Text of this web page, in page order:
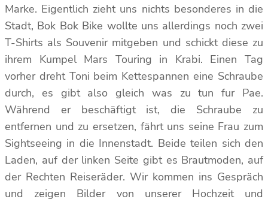
Marke. Eigentlich zieht uns nichts besonderes in die
Stadt, Bok Bok Bike wollte uns allerdings noch zwei
T-Shirts als Souvenir mitgeben und schickt diese zu
ihrem Kumpel Mars Touring in Krabi. Einen Tag
vorher dreht Toni beim Kettespannen eine Schraube
durch, es gibt also gleich was zu tun fur Pae.
Während er beschäftigt ist, die Schraube zu
entfernen und zu ersetzen, fährt uns seine Frau zum
Sightseeing in die Innenstadt. Beide teilen sich den
Laden, auf der linken Seite gibt es Brautmoden, auf
der Rechten Reiseräder. Wir kommen ins Gespräch
und zeigen Bilder von unserer Hochzeit und